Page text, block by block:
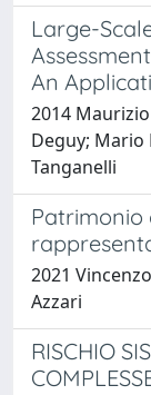
Large-
An
2014
Deguy; Mario
Tanganelli
Patrimonio
2021
Azzari
RISCHIO